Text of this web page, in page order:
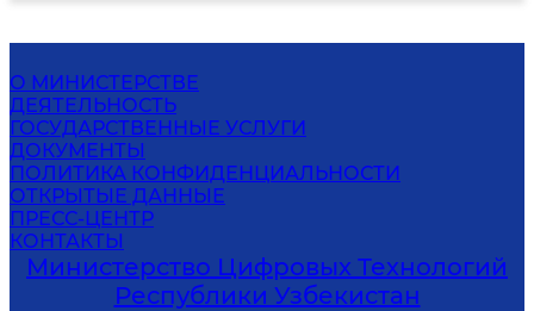
О МИНИСТЕРСТВЕ
ДЕЯТЕЛЬНОСТЬ
ГОСУДАРСТВЕННЫЕ УСЛУГИ
ДОКУМЕНТЫ
ПОЛИТИКА КОНФИДЕНЦИАЛЬНОСТИ
ОТКРЫТЫЕ ДАННЫЕ
ПРЕСС-ЦЕНТР
КОНТАКТЫ
Министерство Цифровых Технологий
Республики Узбекистан